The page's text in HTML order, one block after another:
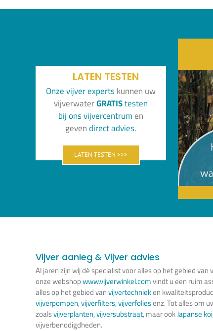
LATEN TESTEN
Onze vijver expertskunnen uw
vijverwaterGRATIStesten
bijonsvijvercentrum en
gevendirect advies.
LATEN TESTEN >>>
Vijver aanleg & Vijver advies
Al jaren zijn wij dé specialist voor alles op het gebied van
onze webshopwww.vijverwinkel.comvindt u een ruim
alles op het gebied vanvijvertechnieken
vijverpompen,vijverfilters,vijverfoliesenz. Tot alles om
zoalsvijverplanten,vijversubstraat, maar ookJapanse koi
vijverbenodigdheden.